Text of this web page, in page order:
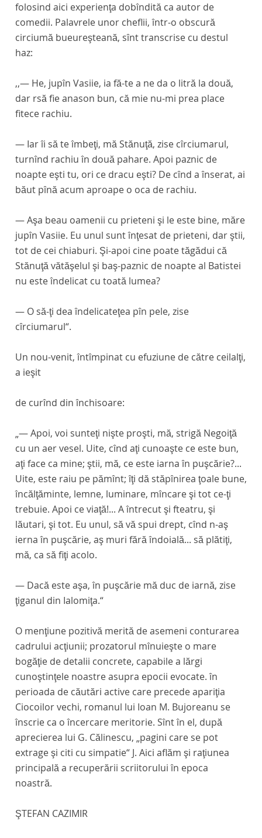
folosind aici experienţa dobîndită ca autor de
comedii. Palavrele unor cheflii, într-o obscură
circiumă bueureşteană, sînt transcrise cu destul
haz:
,,— He, jupîn Vasiie, ia fă-te a ne da o litră la două,
dar rsă fie anason bun, că mie nu-mi prea place
fitece rachiu.
— Iar îi să te îmbeţi, mă Stănuţă, zise cîrciumarul,
turnînd rachiu în două pahare. Apoi paznic de
noapte eşti tu, ori ce dracu eşti? De cînd a înserat, ai
băut pînă acum aproape o oca de rachiu.
— Aşa beau oamenii cu prieteni şi le este bine, măre
jupîn Vasiie. Eu unul sunt înţesat de prieteni, dar ştii,
tot de cei chiaburi. Şi-apoi cine poate tăgădui că
Stănuţă vătăşelul şi baş-paznic de noapte al Batistei
nu este îndelicat cu toată lumea?
— O să-ţi dea îndelicateţea pîn pele, zise
cîrciumarul“.
Un nou-venit, întîmpinat cu efuziune de către ceilalţi,
a ieşit
de curînd din închisoare:
„— Apoi, voi sunteţi nişte proşti, mă, strigă Negoiţă
cu un aer vesel. Uite, cînd aţi cunoaşte ce este bun,
aţi face ca mine; ştii, mă, ce este iarna în puşcărie?...
Uite, este raiu pe pămînt; îţi dă stăpînirea ţoale bune,
încălţăminte, lemne, luminare, mîncare şi tot ce-ţi
trebuie. Apoi ce viaţă!... A întrecut şi fteatru, şi
lăutari, şi tot. Eu unul, să vă spui drept, cînd n-aş
ierna în puşcărie, aş muri fără îndoială... să plătiţi,
mă, ca să fiţi acolo.
— Dacă este aşa, în puşcărie mă duc de iarnă, zise
ţiganul din Ialomiţa.“
O menţiune pozitivă merită de asemeni conturarea
cadrului acţiunii; prozatorul mînuieşte o mare
bogăţie de detalii concrete, capabile a lărgi
cunoştinţele noastre asupra epocii evocate. în
perioada de căutări active care precede apariţia
Ciocoilor vechi, romanul lui Ioan M. Bujoreanu se
înscrie ca o încercare meritorie. Sînt în el, după
aprecierea lui G. Călinescu, „pagini care se pot
extrage şi citi cu simpatie“ J. Aici aflăm şi raţiunea
principală a recuperării scriitorului în epoca
noastră.
ŞTEFAN CAZIMIR